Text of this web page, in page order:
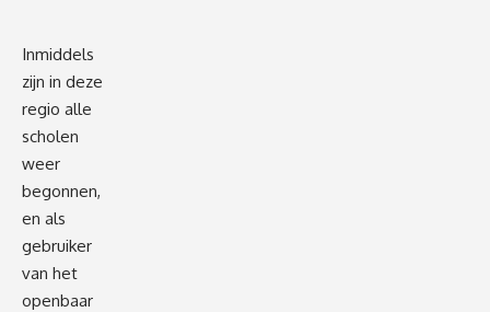
Inmiddels
zijn in deze
regio alle
scholen
weer
begonnen,
en als
gebruiker
van het
openbaar